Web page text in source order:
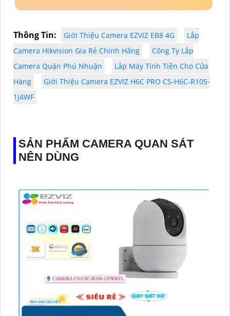
Thông Tin: Giới Thiệu Camera EZVIZ EB8 4G
Lắp
Camera Hikvision Gia Rẻ Chính Hãng
Công Ty Lắp
Camera Quận Phú Nhuận
Lắp Máy Tính Tiền Cho Cửa
Hàng
Giới Thiệu Camera EZVIZ H6C PRO CS-H6C-R105-
1J4WF
SẢN PHẨM CAMERA QUAN SÁT
NÊN DÙNG